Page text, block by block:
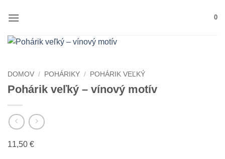
0
DOMOV / POHÁRIKY / POHÁRIK VEĽKÝ
Pohárik veľký – vínový motív
11,50 €